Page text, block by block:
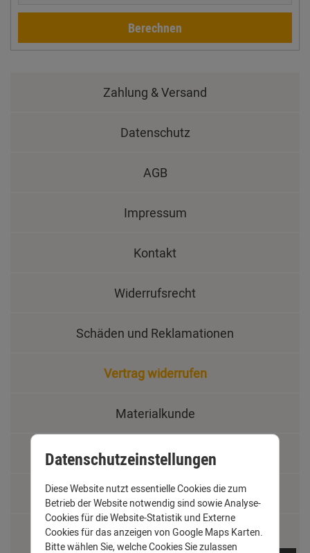
Berechnen
Zahlung & Versand
Datenschutz
AGB
Impressum
Kontakt
Widerrufsrecht
Schäden und Reklamationen
Vertrag widerrufen
Materialkunde
Fachbegriffe
Jobs
Montage und Installationshilfen
Datenschutzeinstellungen
Diese Website nutzt essentielle Cookies die zum
Betrieb der Website notwendig sind sowie Analyse-
Cookies für die Website-Statistik und Externe
Cookies für das anzeigen von Google Maps Karten.
Bitte wählen Sie, welche Cookies Sie zulassen